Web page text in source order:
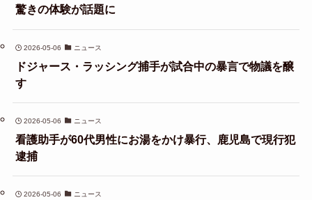
驚きの体験が話題に
2026-05-06 ニュース
ドジャース・ラッシング捕手が試合中の暴言で物議を醸
す
2026-05-06 ニュース
看護助手が60代男性にお湯をかけ暴行、鹿児島で現行犯
逮捕
2026-05-06 ニュース